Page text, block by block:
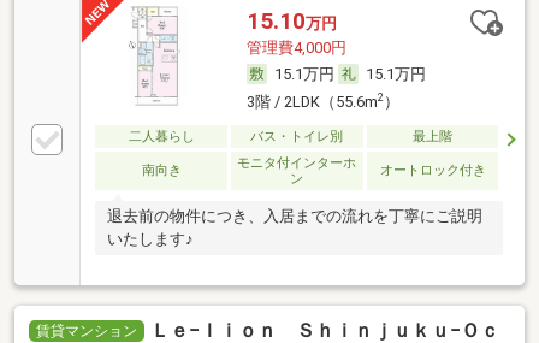
15.10万円
管理費4,000円
15.1万円
15.1万円
3階 / 2LDK（55.6m2）
二人暮らし バス・トイレ別 最上階
南向き
モニタ付インターホ
ン
オートロック付き
退去前の物件につき、入居までの流れを丁寧にご説明
いたします♪
賃貸マンション
Ｌｅ−ｌｉｏｎ Ｓｈｉｎｊｕｋｕ−Ｏｃ